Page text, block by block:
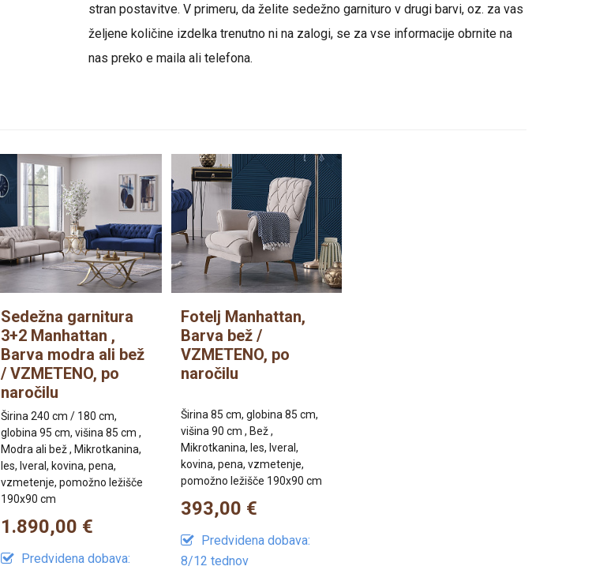
stran postavitve. V primeru, da želite sedežno garnituro v drugi barvi, oz. za vas
željene količine izdelka trenutno ni na zalogi, se za vse informacije obrnite na
nas preko e maila ali telefona.
Sedežna garnitura
3+2 Manhattan ,
Barva modra ali bež
/ VZMETENO, po
naročilu
Širina 240 cm / 180 cm,
globina 95 cm, višina 85 cm ,
Modra ali bež , Mikrotkanina,
les, Iveral, kovina, pena,
vzmetenje, pomožno ležišče
190x90 cm
1.890,00 €
Predvidena dobava:
Fotelj Manhattan,
Barva bež /
VZMETENO, po
naročilu
Širina 85 cm, globina 85 cm,
višina 90 cm , Bež ,
Mikrotkanina, les, Iveral,
kovina, pena, vzmetenje,
pomožno ležišče 190x90 cm
393,00 €
Predvidena dobava:
8/12 tednov